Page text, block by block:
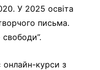
У 2025 освіта
письма.
курси з